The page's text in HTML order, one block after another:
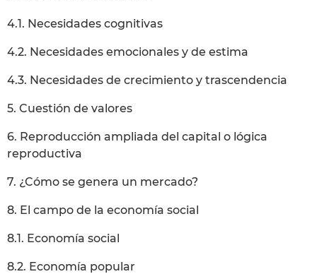
4.1. Necesidades cognitivas
4.2. Necesidades emocionales y de estima
4.3. Necesidades de crecimiento y trascendencia
5. Cuestión de valores
6. Reproducción ampliada del capital o lógica
reproductiva
7. ¿Cómo se genera un mercado?
8. El campo de la economía social
8.1. Economía social
8.2. Economía popular